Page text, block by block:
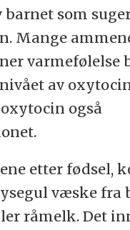
som
Mange
varmefølelse
av
også
etter fødsel,
væske fra
råmelk. Det